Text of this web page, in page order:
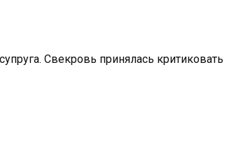
Свекровь принялась критиковать